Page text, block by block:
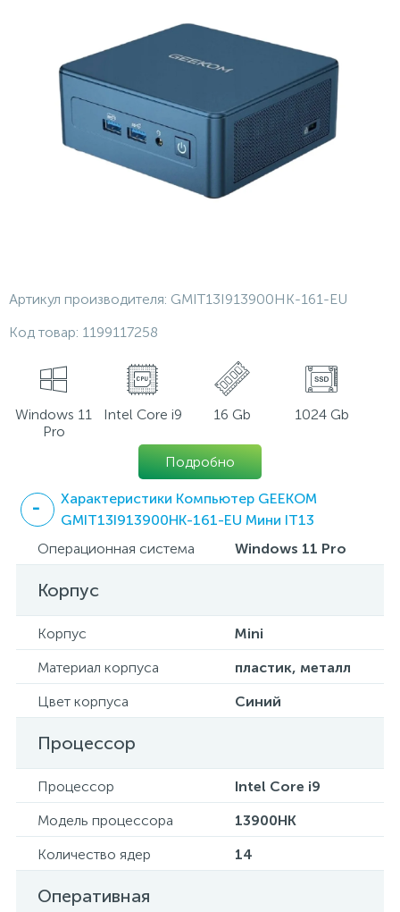
Артикул производителя: GMIT13I913900HK-161-EU
Код товар: 1199117258
Windows 11
Pro
Intel Core i9 16 Gb 1024 Gb
Подробно
Характеристики Компьютер GEEKOM
GMIT13I913900HK-161-EU Мини IT13
Операционная система
Windows 11 Pro
Корпус
Корпус
Mini
Материал корпуса
пластик, металл
Цвет корпуса
Синий
Процессор
Процессор
Intel Core i9
Модель процессора
13900HK
Количество ядер
14
Оперативная